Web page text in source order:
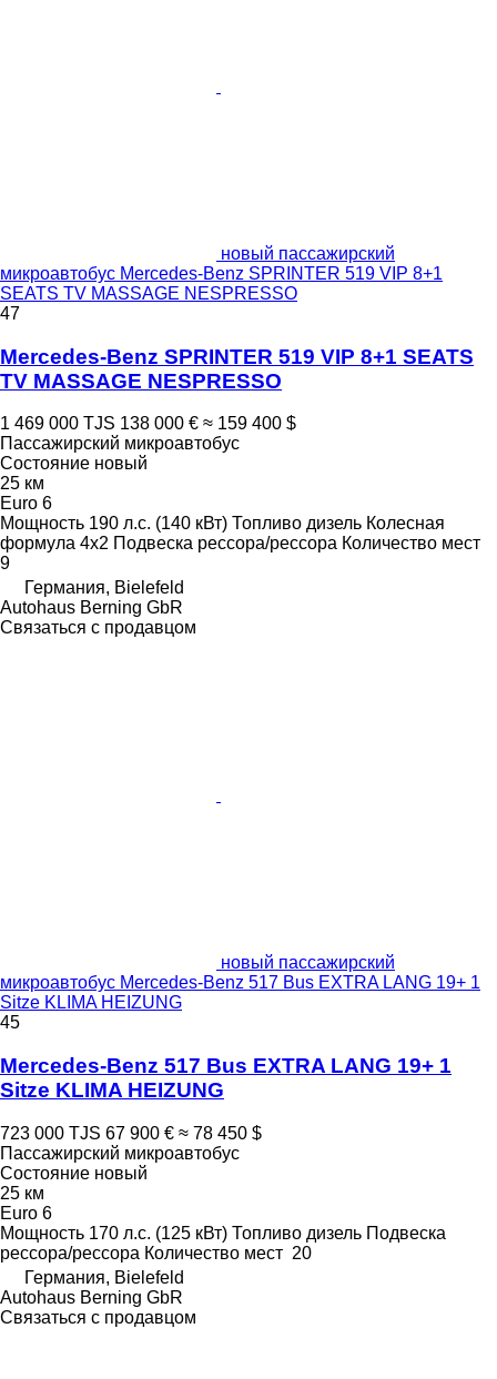
новый пассажирский
микроавтобус Mercedes-Benz SPRINTER 519 VIP 8+1
SEATS TV MASSAGE NESPRESSO
47
Mercedes-Benz SPRINTER 519 VIP 8+1 SEATS
TV MASSAGE NESPRESSO
1 469 000 TJS 138 000 € ≈ 159 400 $
Пассажирский микроавтобус
Состояние новый
25 км
Euro 6
Мощность 190 л.с. (140 кВт) Топливо дизель Колесная
формула 4x2 Подвеска рессора/рессора Количество мест
9
Германия, Bielefeld
Autohaus Berning GbR
Связаться с продавцом
новый пассажирский
микроавтобус Mercedes-Benz 517 Bus EXTRA LANG 19+ 1
Sitze KLIMA HEIZUNG
45
Mercedes-Benz 517 Bus EXTRA LANG 19+ 1
Sitze KLIMA HEIZUNG
723 000 TJS 67 900 € ≈ 78 450 $
Пассажирский микроавтобус
Состояние новый
25 км
Euro 6
Мощность 170 л.с. (125 кВт) Топливо дизель Подвеска
рессора/рессора Количество мест 20
Германия, Bielefeld
Autohaus Berning GbR
Связаться с продавцом